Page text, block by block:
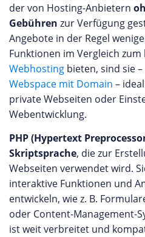
der von Hosting-Anbietern
Gebühren zur Verfügung
Angebote in der Regel
Funktionen im Vergleich
Webhosting bieten, sind sie
Webspace mit Domain –
private Webseiten oder
Webentwicklung.
PHP (Hypertext
Skriptsprache, die zur
Webseiten verwendet wird.
interaktive Funktionen und
entwickeln, wie z. B.
oder Content-Management-
ist weit verbreitet und